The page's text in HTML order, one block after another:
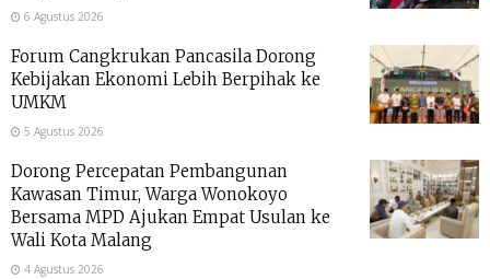
6 Agustus 2026
Forum Cangkrukan Pancasila Dorong
Kebijakan Ekonomi Lebih Berpihak ke
UMKM
5 Agustus 2026
Dorong Percepatan Pembangunan
Kawasan Timur, Warga Wonokoyo
Bersama MPD Ajukan Empat Usulan ke
Wali Kota Malang
4 Agustus 2026